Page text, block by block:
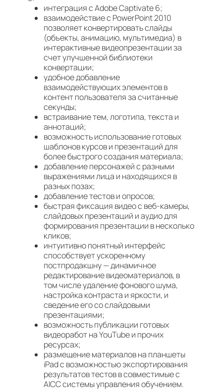
интеграция с Adobe Captivate 6;
взаимодействие с PowerPoint 2010
позволяет конвертировать слайды
(объекты, анимацию, мультимедиа) в
интерактивные видеопрезентации за
счет улучшенной библиотеки
конвертации;
удобное добавление
взаимодействующих элементов в
контент пользователя за считанные
секунды;
встраивание тем, логотипа, текста и
аннотаций;
возможность использование готовых
шаблонов курсов и презентаций для
более быстрого создания материала;
добавление персонажей с разными
выражениями лица и находящихся в
разных позах;
добавление тестов и опросов;
быстрая фиксация видео с веб-камеры,
слайдовых презентаций и аудио для
формирования презентации в несколько
кликов;
интуитивно понятный интерфейс
способствует ускоренному
постпродакшну — динамичное
редактирование видеоматериалов, в
том числе удаление фонового шума,
настройка контраста и яркости, и
сведение его со слайдовыми
презентациями;
возможность публикации готовых
видеоработ на YouTube и прочих
ресурсах;
размещение материалов на планшеты
iPad с возможностью экспортирования
результатов тестов в совместимые с
AICC системы управления обучением.